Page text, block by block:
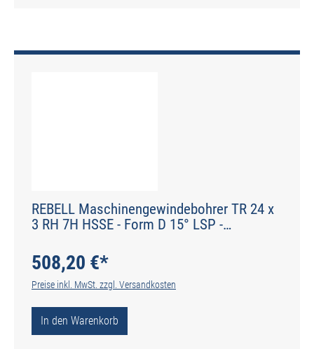
REBELL Maschinengewindebohrer TR 24 x
3 RH 7H HSSE - Form D 15° LSP -
508,20 €*
Preise inkl. MwSt. zzgl. Versandkosten
In den Warenkorb